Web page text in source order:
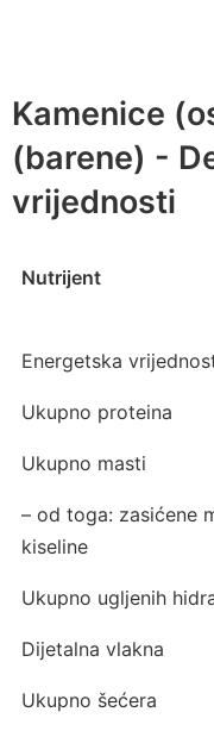
Kamenice
(barene) -
vrijednosti
Nutrijent
Energetska
Ukupno proteina
Ukupno masti
– od toga: zasićene
kiseline
Ukupno ugljenih
Dijetalna vlakna
Ukupno šećera